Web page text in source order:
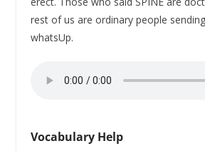
rest of us are ordinary people
whatsUp.
Vocabulary Help